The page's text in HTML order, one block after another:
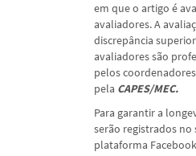
em que o artigo é
avaliadores. A
discrepância
avaliadores são
pelos
pela CAPES/MEC.
Para garantir a
serão registrados no
plataforma